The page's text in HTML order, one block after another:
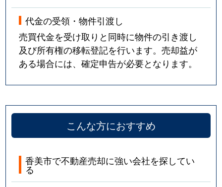
代金の受領・物件引渡し
売買代金を受け取りと同時に物件の引き渡し
及び所有権の移転登記を行います。売却益が
ある場合には、確定申告が必要となります。
こんな方におすすめ
香美市で不動産売却に強い会社を探してい
る